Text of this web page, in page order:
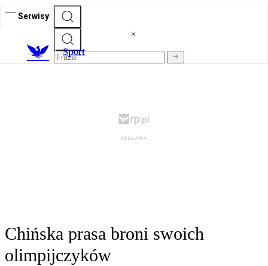
Serwisy
Sport
Chińska prasa broni swoich
olimpijczyków